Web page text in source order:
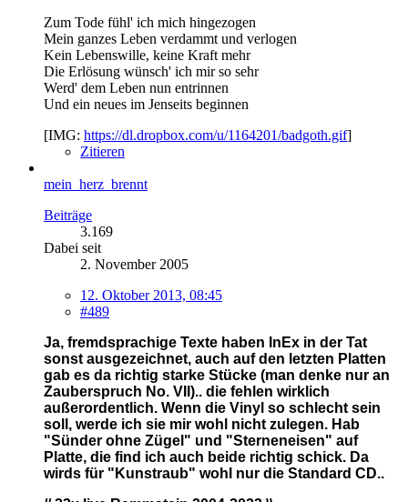
Zum Tode fühl' ich mich hingezogen
Mein ganzes Leben verdammt und verlogen
Kein Lebenswille, keine Kraft mehr
Die Erlösung wünsch' ich mir so sehr
Werd' dem Leben nun entrinnen
Und ein neues im Jenseits beginnen
[IMG: https://dl.dropbox.com/u/1164201/badgoth.gif]
Zitieren
mein_herz_brennt
Beiträge
3.169
Dabei seit
2. November 2005
12. Oktober 2013, 08:45
#489
Ja, fremdsprachige Texte haben InEx in der Tat
sonst ausgezeichnet, auch auf den letzten Platten
gab es da richtig starke Stücke (man denke nur an
Zauberspruch No. VII).. die fehlen wirklich
außerordentlich. Wenn die Vinyl so schlecht sein
soll, werde ich sie mir wohl nicht zulegen. Hab
"Sünder ohne Zügel" und "Sterneneisen" auf
Platte, die find ich auch beide richtig schick. Da
wirds für "Kunstraub" wohl nur die Standard CD..